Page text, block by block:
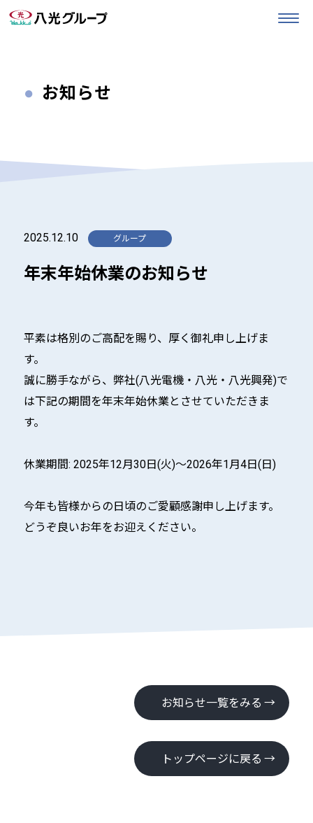
お知らせ
2025.12.10
年末年始休業のお知らせ
平素は格別のご高配を賜り、厚く御礼申し上げま
す。
誠に勝手ながら、弊社(八光電機・八光・八光興発)で
は下記の期間を年末年始休業とさせていただきま
す。
休業期間: 2025年12月30日(火)～2026年1月4日(日)
今年も皆様からの日頃のご愛顧感謝申し上げます。
どうぞ良いお年をお迎えください。
お知らせ一覧をみる
トップページに戻る